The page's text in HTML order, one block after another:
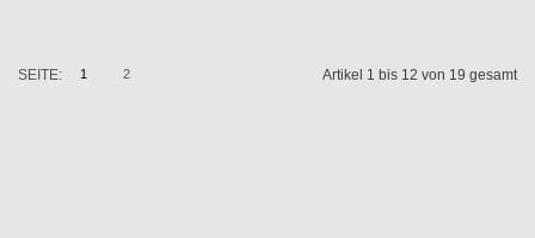
Artikel 1 bis 12 von 19 gesamt
SEITE: 1 2